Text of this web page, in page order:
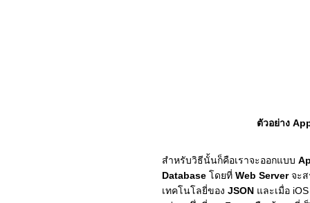
ตัวอย่าง
สำหรับวิธีนั้นก็คือเราจะออกแบบ
Database โดยที่ Web Serverจะ
เทคโนโลยี่ของ JSON และเมื่อ